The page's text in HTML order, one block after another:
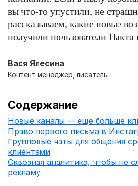
вы что-то упустили, не
рассказываем, какие новые
получили пользователи Пакта
Вася Ялесина
Контент менеджер, писатель
Содержание
‍Новые каналы — ещё больше
Право первого письма в
Групповые чаты для общения
клиентами
Сквозная аналитика, чтобы не
рекламу